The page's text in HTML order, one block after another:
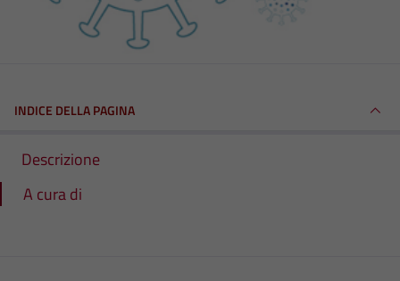
INDICE DELLA PAGINA
Descrizione
A cura di